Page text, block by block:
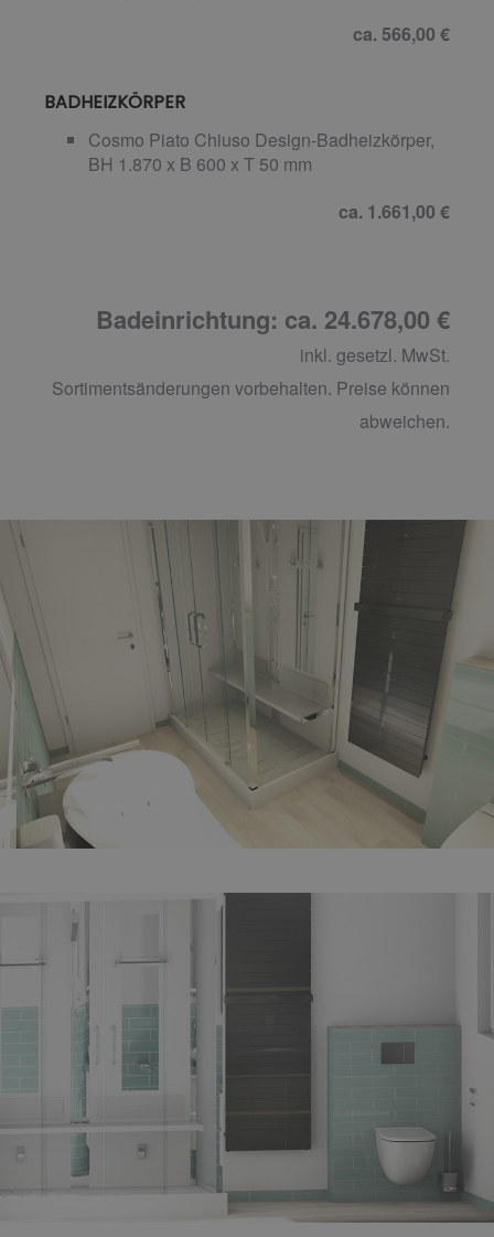
ca. 566,00 €
BADHEIZKÖRPER
Cosmo Piato Chiuso Design-Badheizkörper,
BH 1.870 x B 600 x T 50 mm
ca. 1.661,00 €
Badeinrichtung: ca. 24.678,00 €
inkl. gesetzl. MwSt.
Sortimentsänderungen vorbehalten. Preise können
abweichen.